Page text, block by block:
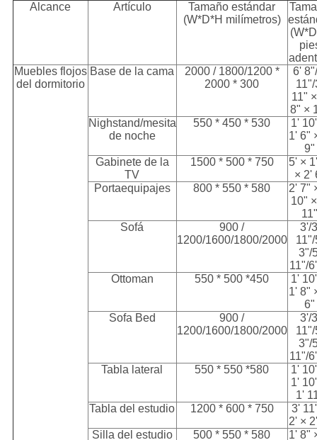
Alcance Artículo
Tamaño estándar
(W*D*H milímetros)
Muebles flojos
del dormitorio
Base de la cama
2000 / 1800/1200 *
2000 * 300
6'
11"
8" ×
Nighstand/mesita
de noche
550 * 450 * 530
1'
1' 6"
9"
Gabinete de la
TV
1500 * 500 * 750
5' ×
× 2'
Portaequipajes
800 * 550 * 580
2' 7"
10"
Sofá
900 /
1200/1600/1800/2000
3'/
3"/
11"/
Ottoman
550 * 500 *450
1'
1' 8"
6"
Sofa Bed
900 /
1200/1600/1800/2000
3'/
3"/
11"/
Tabla lateral
550 * 550 *580
1'
1'
1'
Tabla del estudio
1200 * 600 * 750
3'
2' ×
Silla del estudio
500 * 550 * 580 1' 8"